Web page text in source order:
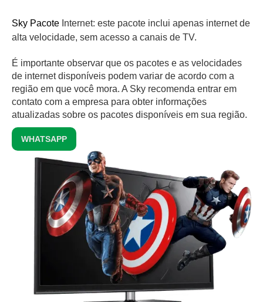
Sky Pacote Internet: este pacote inclui apenas internet de
alta velocidade, sem acesso a canais de TV.
É importante observar que os pacotes e as velocidades
de internet disponíveis podem variar de acordo com a
região em que você mora. A Sky recomenda entrar em
contato com a empresa para obter informações
atualizadas sobre os pacotes disponíveis em sua região.
WHATSAPP